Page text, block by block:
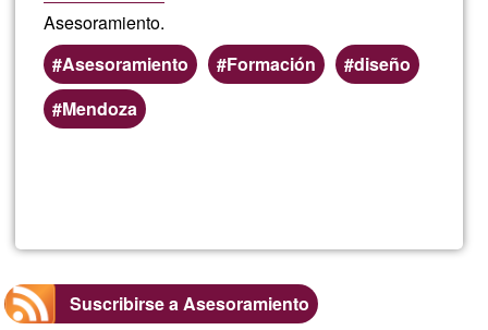
Asesoramiento.
Asesoramiento
Formación
diseño
Mendoza
Suscribirse a Asesoramiento